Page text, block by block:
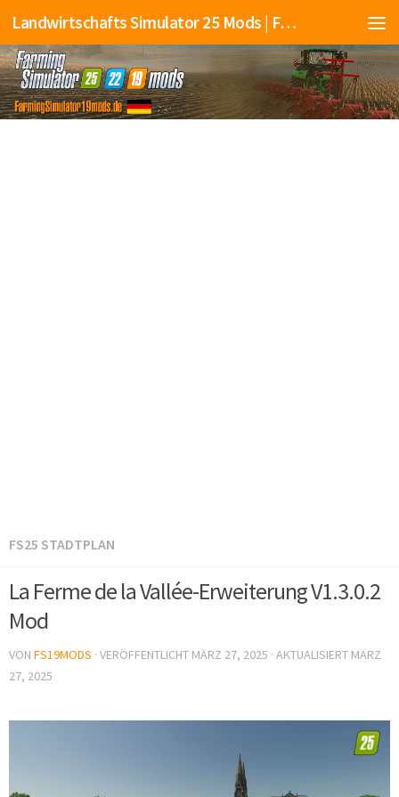
Landwirtschafts Simulator 25 Mods | Farming Simulator 25 Mods | FS25 Mods
FS25 STADTPLAN
La Ferme de la Vallée-Erweiterung V1.3.0.2
Mod
VON FS19MODS · VERÖFFENTLICHT MÄRZ 27, 2025 · AKTUALISIERT MÄRZ
27, 2025